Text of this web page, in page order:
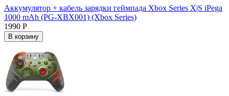
Аккумулятор + кабель зарядки геймпада Xbox Series X|S iPega
1000 mAh (PG-XBX001) (Xbox Series)
1990 Р
В корзину